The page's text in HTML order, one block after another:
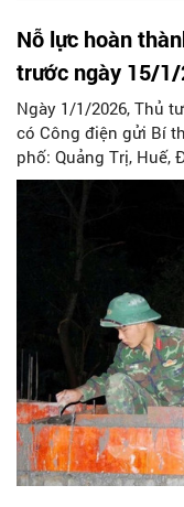
Nỗ lực hoàn
trước ngày 15/
Ngày 1/1/2026, Thủ
có Công điện gửi Bí
phố: Quảng Trị, Huế,
Khánh Hòa và Lâm
an, Nông nghiệp và
MTTQ Việt Nam về
Quang Trung” trước